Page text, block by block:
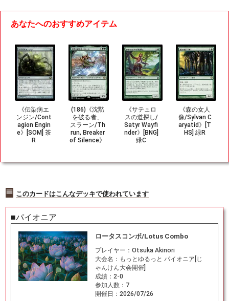
あなたへのおすすめアイテム
《伝染病エ
ンジン/Cont
agion Engin
e》[SOM] 茶
R
(186)《沈黙
を破る者、
スラーン/Th
run, Breaker
of Silence》
《サテュロ
スの道探し/
Satyr Wayfi
nder》[BNG]
緑C
《森の女人
像/Sylvan C
aryatid》[T
HS] 緑R
このカードはこんなデッキで使われています
■パイオニア
ロータスコンボ/Lotus Combo
プレイヤー： Otsuka Akinori
大会名： もっとゆるっと パイオニア[じ
ゃんけん大会開催]
成績： 2-0
参加人数： 7
開催日： 2026/07/26